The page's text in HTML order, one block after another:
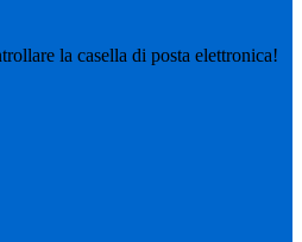
la casella di posta elettronica!